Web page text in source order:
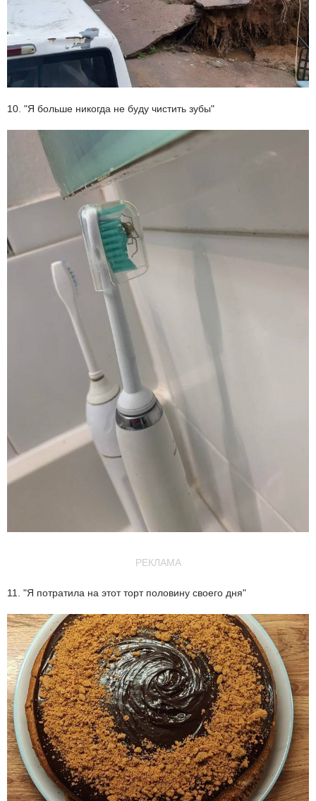
10. "Я больше никогда не буду чистить зубы"
РЕКЛАМА
11. "Я потратила на этот торт половину своего дня"